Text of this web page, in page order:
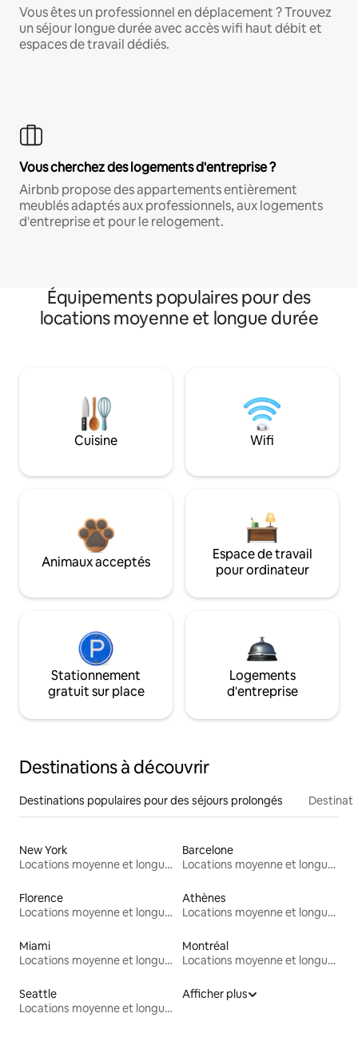
Vous êtes un professionnel en déplacement ? Trouvez
un séjour longue durée avec accès wifi haut débit et
espaces de travail dédiés.
Vous cherchez des logements d'entreprise ?
Airbnb propose des appartements entièrement
meublés adaptés aux professionnels, aux logements
d'entreprise et pour le relogement.
Équipements populaires pour des
locations moyenne et longue durée
Cuisine Wifi
Animaux acceptés
Espace de travail
pour ordinateur
Stationnement
gratuit sur place
Logements
d'entreprise
Destinations à découvrir
Destinations populaires pour des séjours prolongés
New York
Locations moyenne et longue durée
Barcelone
Locations moyenne et longue durée
Florence
Locations moyenne et longue durée
Athènes
Locations moyenne et longue durée
Miami
Locations moyenne et longue durée
Montréal
Locations moyenne et longue durée
Seattle
Locations moyenne et longue durée
Afficher plus